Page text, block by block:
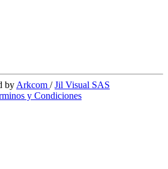
by Arkcom /Jil Visual SAS
y Condiciones